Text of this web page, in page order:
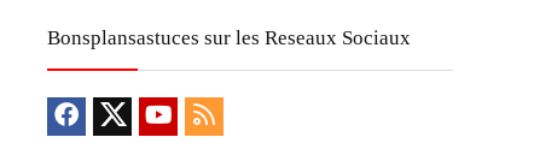
Bonsplansastuces sur les Reseaux Sociaux